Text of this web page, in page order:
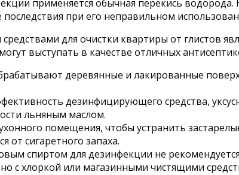
применяется обычная перекись
при его неправильном
для очистки квартиры от глистов
выступать в качестве отличных
деревянные и лакированные
дезинфицирующего средства,
льняным маслом.
помещения, чтобы устранить
от сигаретного запаха.
спиртом для дезинфекции не
с хлоркой или магазинными чистящими